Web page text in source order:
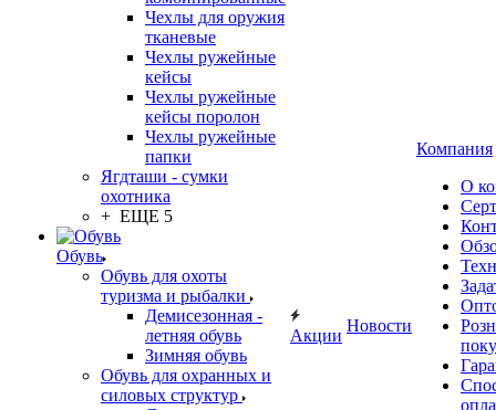
Чехлы для оружия
тканевые
Чехлы ружейные
кейсы
Чехлы ружейные
кейсы поролон
Чехлы ружейные
папки
Ягдташи - сумки
охотника
+ ЕЩЕ 5
Обувь
Обувь для охоты
туризма и рыбалки
Демисезонная -
летняя обувь
Зимняя обувь
Обувь для охранных и
силовых структур
Акции
Новости
Компания
О